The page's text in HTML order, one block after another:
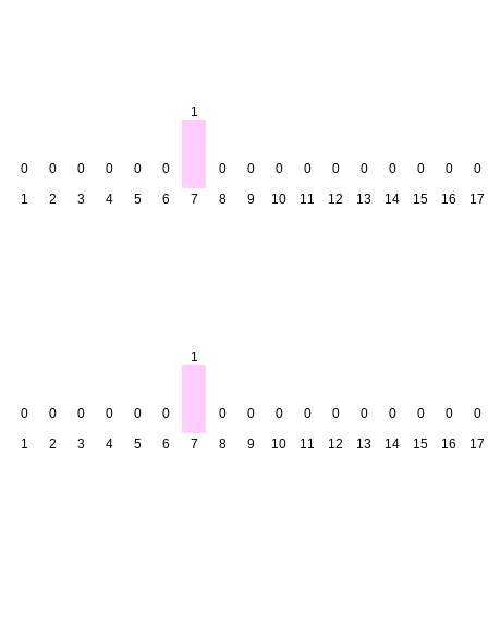
0
1
0
2
0
3
0
4
0
5
0
6
1
7
0
8
0
9
0
10
0
11
0
12
0
13
0
14
0
15
0
16
0
17
0
1
0
2
0
3
0
4
0
5
0
6
1
7
0
8
0
9
0
10
0
11
0
12
0
13
0
14
0
15
0
16
0
17